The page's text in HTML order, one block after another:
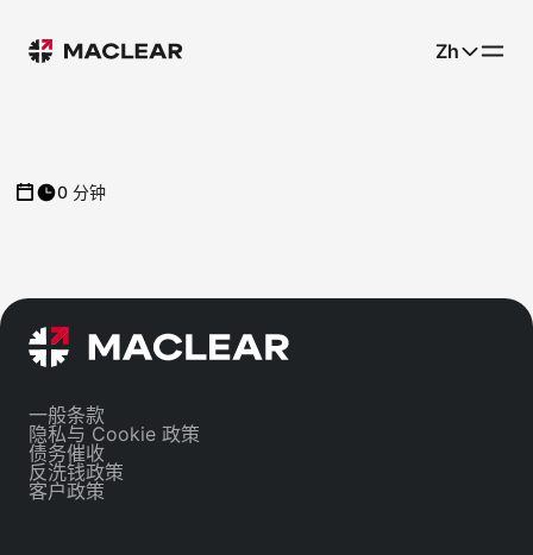
Zh
0 分钟
一般条款
隐私与 Cookie 政策
债务催收
反洗钱政策
客户政策